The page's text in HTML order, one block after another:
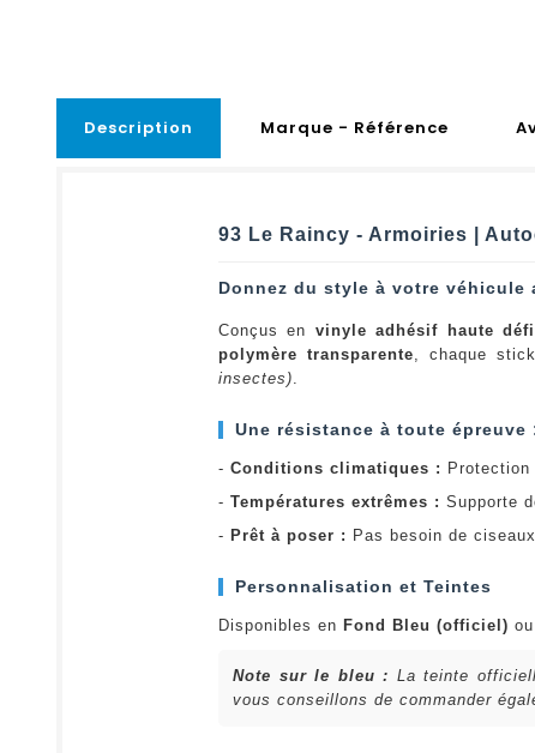
Description Marque - Référence
93 Le Raincy - Armoiries |
Donnez du style à votre
Conçus en vinyle adhésif haute
polymère transparente , chaque
insectes)
Une résistance à toute épreuve
- Conditions climatiques :
- Températures extrêmes : Supporte
- Prêt à poser : Pas besoin de
Personnalisation et Teintes
Disponibles en Fond Bleu (officiel) ou
Note sur le bleu : La teinte
vous conseillons de commander